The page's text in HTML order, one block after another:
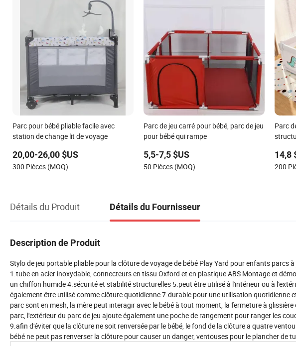
Parc pour bébé pliable facile avec
station de change lit de voyage
20,00-26,00 $US
300 Pièces (MOQ)
Parc de jeu carré pour bébé, parc de jeu
pour bébé qui rampe
5,5-7,5 $US
50 Pièces (MOQ)
Parc
tout-
14,8
200
Détails du Produit Détails du Fournisseur
Description de Produit
Stylo de jeu portable pliable pour la clôture de voyage de bébé Play Yard pour enfants
1.tube en acier inoxydable, connecteurs en tissu Oxford et en plastique ABS Montage et
un chiffon humide 4.sécurité et stabilité structurelles 5.peut être utilisé à l'intérieur ou à
également être utilisé comme clôture quotidienne 7.durable pour une utilisation quotidienne
parc sont en mesh, la mère peut interagir avec le bébé à tout moment, la fermeture à
parc, l'extérieur du parc de jeu ajoute également une poche de rangement pour ranger les
9.afin d'éviter que la clôture ne soit renversée par le bébé, le fond de la clôture a quatre
bébé ne peut pas renverser la clôture pour causer un danger, ventouses pour le plancher de